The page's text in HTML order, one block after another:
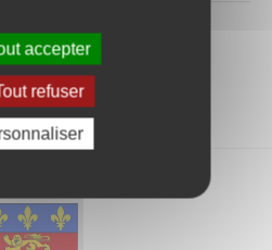
et administrative
accepter
refuser